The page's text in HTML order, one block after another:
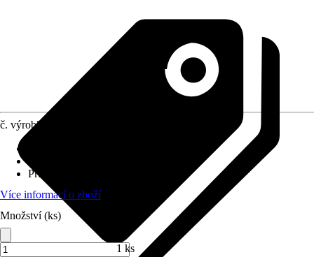
č. výrobku
Průměr
Více informací o zboží
Množství (ks)
1 ks